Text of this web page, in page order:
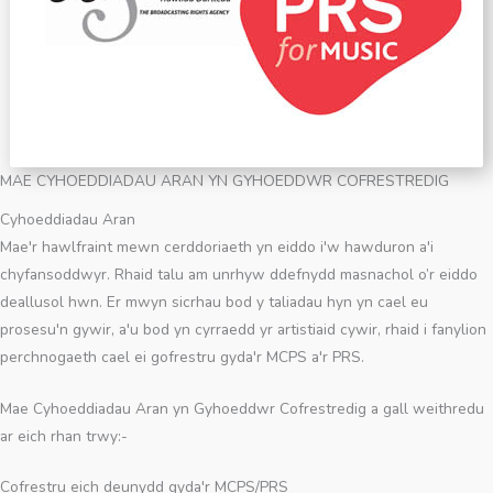
MAE CYHOEDDIADAU ARAN YN GYHOEDDWR COFRESTREDIG
Cyhoeddiadau Aran
Mae'r hawlfraint mewn cerddoriaeth yn eiddo i'w hawduron a'i
chyfansoddwyr. Rhaid talu am unrhyw ddefnydd masnachol o’r eiddo
deallusol hwn. Er mwyn sicrhau bod y taliadau hyn yn cael eu
prosesu'n gywir, a'u bod yn cyrraedd yr artistiaid cywir, rhaid i fanylion
perchnogaeth cael ei gofrestru gyda'r MCPS a'r PRS.
Mae Cyhoeddiadau Aran yn Gyhoeddwr Cofrestredig a gall weithredu
ar eich rhan trwy:-
Cofrestru eich deunydd gyda'r MCPS/PRS